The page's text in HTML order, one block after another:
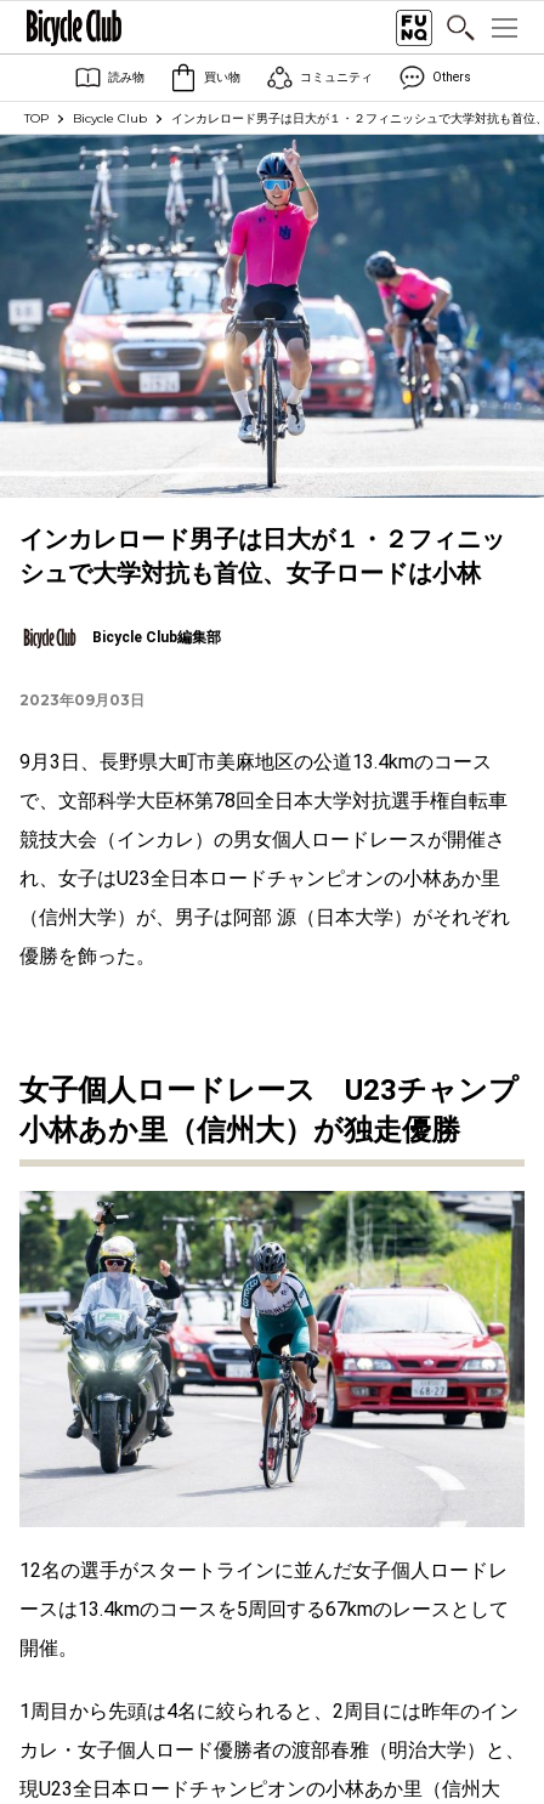
読み物 買い物 コミュニティ Others
TOP Bicycle Club インカレロード男子は日大が１・２フィニッシュで大学対抗も首位
インカレロード男子は日大が１・２フィニッ
シュで大学対抗も首位、女子ロードは小林
Bicycle Club編集部
2023年09月03日
9月3日、長野県大町市美麻地区の公道13.4kmのコース
で、文部科学大臣杯第78回全日本大学対抗選手権自転車
競技大会（インカレ）の男女個人ロードレースが開催さ
れ、女子はU23全日本ロードチャンピオンの小林あか里
（信州大学）が、男子は阿部 源（日本大学）がそれぞれ
優勝を飾った。
女子個人ロードレース U23チャンプ
小林あか里（信州大）が独走優勝
12名の選手がスタートラインに並んだ女子個人ロードレ
ースは13.4kmのコースを5周回する67kmのレースとして
開催。
1周目から先頭は4名に絞られると、2周目には昨年のイン
カレ・女子個人ロード優勝者の渡部春雅（明治大学）と、
現U23全日本ロードチャンピオンの小林あか里（信州大